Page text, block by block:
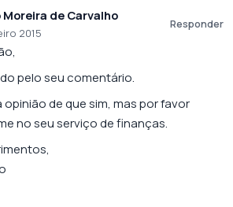
Moreira de Carvalho
2015
Responder
pelo seu comentário.
opinião de que sim, mas por favor
no seu serviço de finanças.